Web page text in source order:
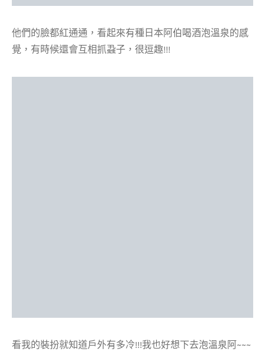
他們的臉都紅通通，看起來有種日本阿伯喝酒泡溫泉的感
覺，有時候還會互相抓蝨子，很逗趣!!!
看我的裝扮就知道戶外有多冷!!!我也好想下去泡溫泉阿~~~